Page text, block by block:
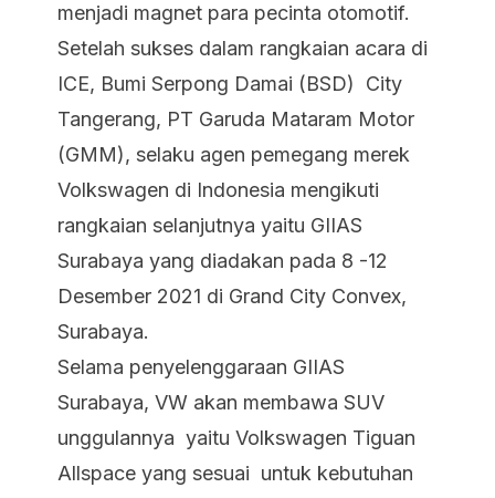
menjadi magnet para pecinta otomotif.
Setelah sukses dalam rangkaian acara di
ICE, Bumi Serpong Damai (BSD) City
Tangerang, PT Garuda Mataram Motor
(GMM), selaku agen pemegang merek
Volkswagen di Indonesia mengikuti
rangkaian selanjutnya yaitu GIIAS
Surabaya yang diadakan pada 8 -12
Desember 2021 di Grand City Convex,
Surabaya.
Selama penyelenggaraan GIIAS
Surabaya, VW akan membawa SUV
unggulannya yaitu Volkswagen Tiguan
Allspace yang sesuai untuk kebutuhan